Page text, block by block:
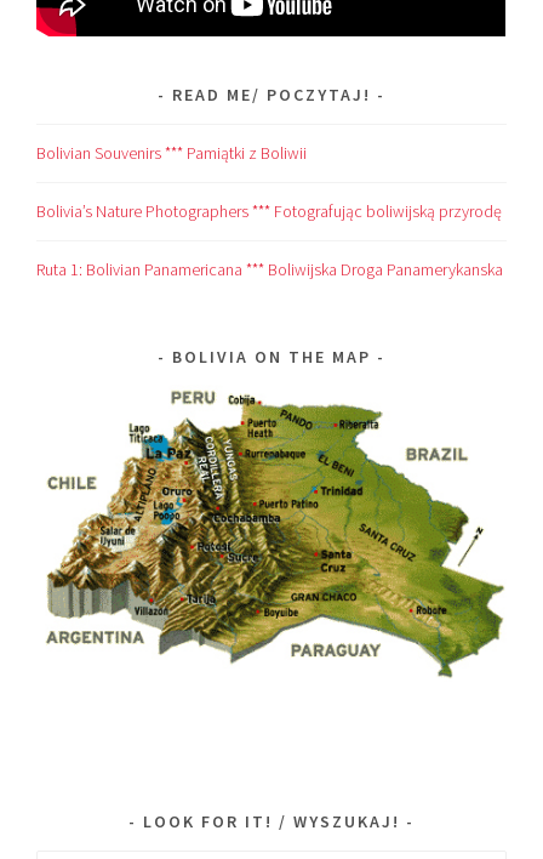
READ ME/ POCZYTAJ!
Bolivian Souvenirs *** Pamiątki z Boliwii
Bolivia’s Nature Photographers *** Fotografując boliwijską przyrodę
Ruta 1: Bolivian Panamericana *** Boliwijska Droga Panamerykanska
BOLIVIA ON THE MAP
LOOK FOR IT! / WYSZUKAJ!